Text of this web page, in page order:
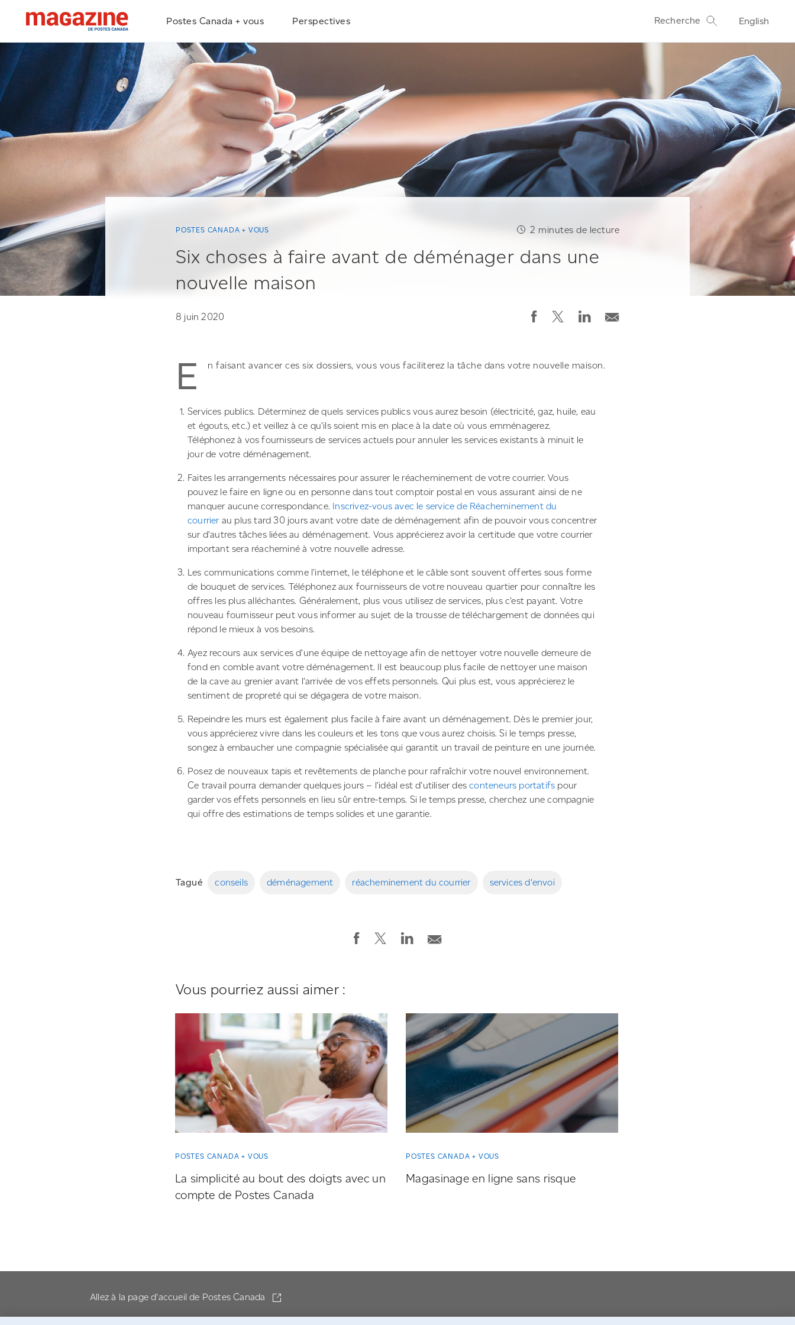
Postes Canada + vous Perspectives Recherche English
POSTES CANADA + VOUS
Six choses à faire avant de déménager dans une
nouvelle maison
8 juin 2020
2 minutes de lecture
E n faisant avancer ces six dossiers, vous vous faciliterez la tâche dans votre nouvelle maison.
Services publics. Déterminez de quels services publics vous aurez besoin (électricité, gaz, huile, eau
et égouts, etc.) et veillez à ce qu’ils soient mis en place à la date où vous emménagerez.
Téléphonez à vos fournisseurs de services actuels pour annuler les services existants à minuit le
jour de votre déménagement.
Faites les arrangements nécessaires pour assurer le réacheminement de votre courrier. Vous
pouvez le faire en ligne ou en personne dans tout comptoir postal en vous assurant ainsi de ne
manquer aucune correspondance. Inscrivez-vous avec le service de Réacheminement du
courrierau plus tard 30 jours avant votre date de déménagement afin de pouvoir vous concentrer
sur d’autres tâches liées au déménagement. Vous apprécierez avoir la certitude que votre courrier
important sera réacheminé à votre nouvelle adresse.
Les communications comme l’internet, le téléphone et le câble sont souvent offertes sous forme
de bouquet de services. Téléphonez aux fournisseurs de votre nouveau quartier pour connaître les
offres les plus alléchantes. Généralement, plus vous utilisez de services, plus c’est payant. Votre
nouveau fournisseur peut vous informer au sujet de la trousse de téléchargement de données qui
répond le mieux à vos besoins.
Ayez recours aux services d’une équipe de nettoyage afin de nettoyer votre nouvelle demeure de
fond en comble avant votre déménagement. Il est beaucoup plus facile de nettoyer une maison
de la cave au grenier avant l’arrivée de vos effets personnels. Qui plus est, vous apprécierez le
sentiment de propreté qui se dégagera de votre maison.
Repeindre les murs est également plus facile à faire avant un déménagement. Dès le premier jour,
vous apprécierez vivre dans les couleurs et les tons que vous aurez choisis. Si le temps presse,
songez à embaucher une compagnie spécialisée qui garantit un travail de peinture en une journée.
Posez de nouveaux tapis et revêtements de planche pour rafraîchir votre nouvel environnement.
Ce travail pourra demander quelques jours – l’idéal est d’utiliser desconteneurs portatifs pour
garder vos effets personnels en lieu sûr entre-temps. Si le temps presse, cherchez une compagnie
qui offre des estimations de temps solides et une garantie.
Tagué conseils déménagement réacheminement du courrier services d'envoi
Vous pourriez aussi aimer :
POSTES CANADA + VOUS
La simplicité au bout des doigts avec un
compte de Postes Canada
POSTES CANADA + VOUS
Magasinage en ligne sans risque
Allez à la page d'accueil de Postes Canada